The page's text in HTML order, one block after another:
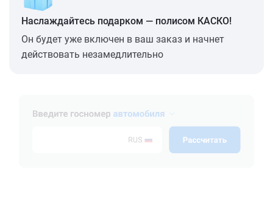
Наслаждайтесь подарком — полисом КАСКО!
Он будет уже включен в ваш заказ и начнет
действовать незамедлительно